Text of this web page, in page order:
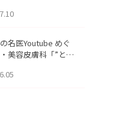
かす副作用・リバ
しました。
名医Youtube めぐ
美容皮膚科「”とお
悩みに本気で答え